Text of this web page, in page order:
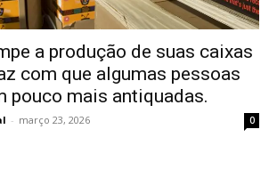
a produção de suas caixas
com que algumas pessoas
pouco mais antiquadas.
- março 23, 2026 0